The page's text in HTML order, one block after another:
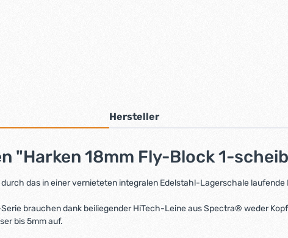
Hersteller
"Harken 18mm Fly-Block 1-
das in einer vernieteten integralen Edelstahl-Lagerschale
brauchen dank beiliegender HiTech-Leine aus Spectra® weder
bis 5mm auf.